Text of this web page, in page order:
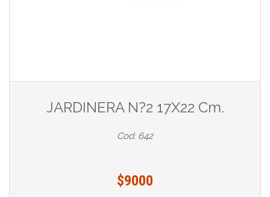
JARDINERA N?2 17X22 Cm.
Cod: 642
$9000